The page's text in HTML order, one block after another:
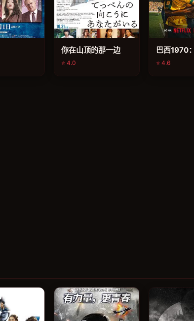
你在山顶的那一边
⭐ 4.0
巴西1970
⭐ 4.6
电视剧